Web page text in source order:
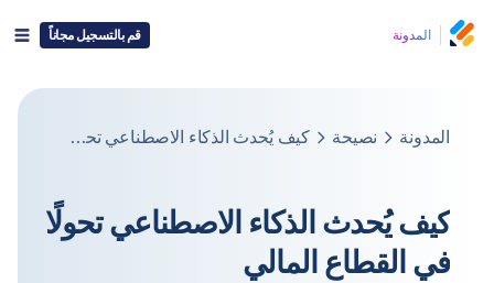
المدونة قم بالتسجيل مجاناً
المدونة نصيحة كيف يُحدث الذكاء الاصطناعي تحولًا في القطاع المالي
كيف يُحدث الذكاء الاصطناعي تحولًا
في القطاع المالي